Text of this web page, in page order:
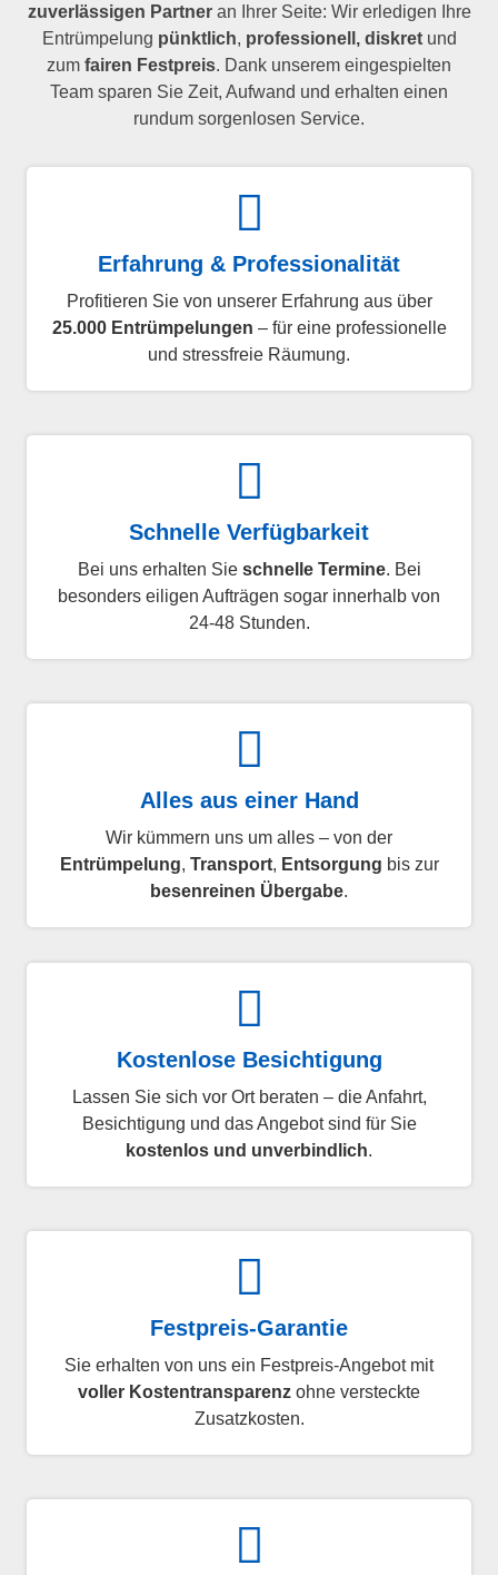
zuverlässigen Partneran Ihrer Seite: Wir erledigen Ihre
Entrümpelung pünktlich, professionell, diskretund
zum fairen Festpreis. Dank unserem eingespielten
Team sparen Sie Zeit, Aufwand und erhalten einen
rundum sorgenlosen Service.
Erfahrung & Professionalität
Profitieren Sie von unserer Erfahrung aus über
25.000 Entrümpelungen – für eine professionelle
und stressfreie Räumung.
Schnelle Verfügbarkeit
Bei uns erhalten Sie schnelle Termine. Bei
besonders eiligen Aufträgen sogar innerhalb von
24-48 Stunden.
Alles aus einer Hand
Wir kümmern uns um alles – von der
Entrümpelung, Transport, Entsorgung bis zur
besenreinen Übergabe.
Kostenlose Besichtigung
Lassen Sie sich vor Ort beraten – die Anfahrt,
Besichtigung und das Angebot sind für Sie
kostenlos und unverbindlich.
Festpreis-Garantie
Sie erhalten von uns ein Festpreis-Angebot mit
voller Kostentransparenz ohne versteckte
Zusatzkosten.